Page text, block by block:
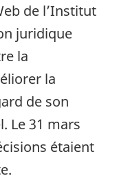
de l’Institut
juridique
la
la
de son
Le 31 mars
étaient